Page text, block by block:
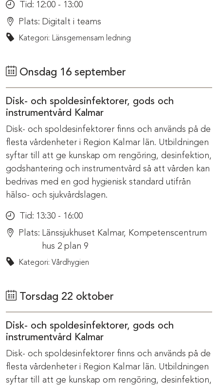
Tid: 12:00 - 13:00
Plats: Digitalt i teams
Kategori: Länsgemensam ledning
Onsdag 16 september
Disk- och spoldesinfektorer, gods och
instrumentvård Kalmar
Disk- och spoldesinfektorer finns och används på de
flesta vårdenheter i Region Kalmar län. Utbildningen
syftar till att ge kunskap om rengöring, desinfektion,
godshantering och instrumentvård så att vården kan
bedrivas med en god hygienisk standard utifrån
hälso- och sjukvårdslagen.
Tid: 13:30 - 16:00
Plats: Länssjukhuset Kalmar, Kompetenscentrum
hus 2 plan 9
Kategori: Vårdhygien
Torsdag 22 oktober
Disk- och spoldesinfektorer, gods och
instrumentvård Kalmar
Disk- och spoldesinfektorer finns och används på de
flesta vårdenheter i Region Kalmar län. Utbildningen
syftar till att ge kunskap om rengöring, desinfektion,